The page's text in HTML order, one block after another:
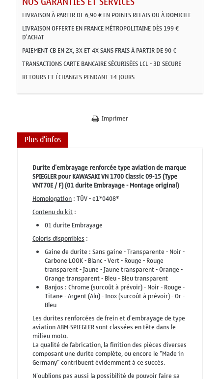
LIVRAISON À PARTIR DE 6,90 € EN POINTS RELAIS OU À DOMICILE
LIVRAISON OFFERTE EN FRANCE MÉTROPOLITAINE DÈS 199 €
D'ACHAT
PAIEMENT CB EN 2X, 3X ET 4X SANS FRAIS À PARTIR DE 90 €
TRANSACTIONS CARTE BANCAIRE SÉCURISÉES LCL - 3D SECURE
RETOURS ET ÉCHANGES PENDANT 14 JOURS
Imprimer
Plus d'infos
Durite d'embrayage renforcée type aviation de marque
SPIEGLER pour KAWASAKI VN 1700 Classic 09-15 (Type
VNT70E / F) (01 durite Embrayage - Montage original)
Homologation: TÜV - e1*0408*
Contenu du kit:
01 durite Embrayage
Coloris disponibles:
Gaine de durite : Sans gaine - Transparente - Noir -
Carbone LOOK - Blanc - Vert - Rouge - Rouge
transparent - Jaune - Jaune transparent - Orange -
Orange transparent - Bleu - Bleu transparent
Banjos : Chrome (surcoût à prévoir) - Noir - Rouge -
Titane - Argent (Alu) - Inox (surcoût à prévoir) - Or -
Bleu
Les durites renforcées de frein et d'embrayage de type
aviation ABM-SPIEGLER sont classées en tête dans le
milieu moto.
La qualité de fabrication, la finition des pièces diverses
composant une durite complète, ou encore le "Made in
Germany" contribuent évidemment à ce succès.
N'oublions pas aussi la possibilité de pouvoir faire sa